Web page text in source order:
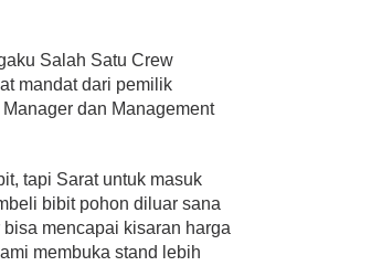
Salah Satu Crew
mandat dari pemilik
dan Management
tapi Sarat untuk masuk
bibit pohon diluar sana
mencapai kisaran harga
membuka stand lebih